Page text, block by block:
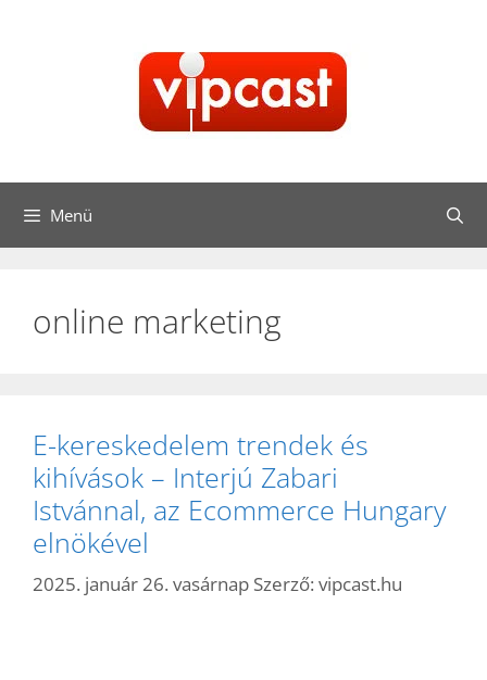
Menü
online marketing
E-kereskedelem trendek és
kihívások – Interjú Zabari
Istvánnal, az Ecommerce Hungary
elnökével
2025. január 26. vasárnap Szerző: vipcast.hu